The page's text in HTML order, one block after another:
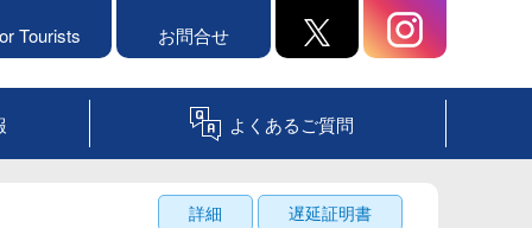
Tourists お問合せ
よくあるご質問
詳細 遅延証明書